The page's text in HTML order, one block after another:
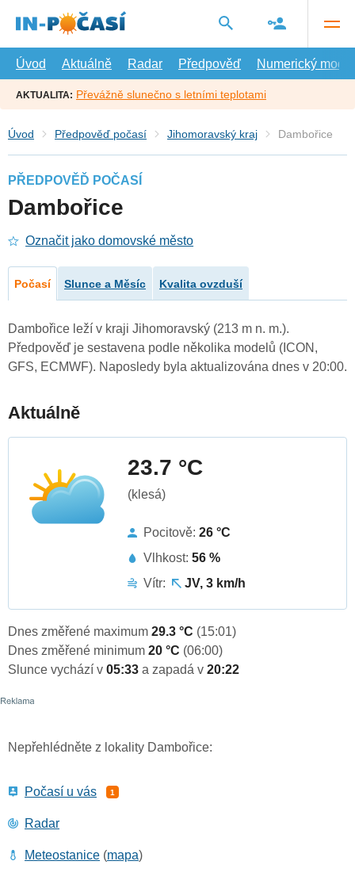
hlavní
Úvod
Aktuálně Radar Předpověď Numerický model
AKTUALITA: Převážně slunečno s letními teplotami
Úvod Předpověď počasí Jihomoravský kraj Dambořice
PŘEDPOVĚĎ POČASÍ
Dambořice
Označit jako domovské město
Počasí Slunce a Měsíc Kvalita ovzduší
Dambořice leží v kraji Jihomoravský (213 m n. m.).
Předpověď je sestavena podle několika modelů (ICON,
GFS, ECMWF). Naposledy byla aktualizována dnes v 20:00.
Aktuálně
23.7 °C
(klesá)
Pocitově: 26 °C
Vlhkost: 56 %
Vítr:
JV, 3 km/h
Dnes změřené maximum 29.3 °C (15:01)
Dnes změřené minimum 20 °C (06:00)
Slunce vychází v 05:33 a zapadá v 20:22
Nepřehlédněte z lokality Dambořice:
Počasí u vás 1
Radar
Meteostanice (mapa)